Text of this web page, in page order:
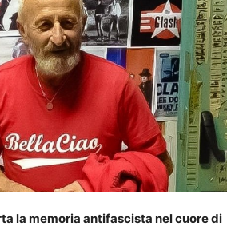
la memoria antifascista nel cuore di